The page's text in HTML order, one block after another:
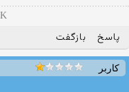
پاسخ بازگفت
کاربر